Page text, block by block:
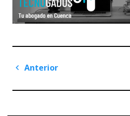
Navegación
entradas
Anterior